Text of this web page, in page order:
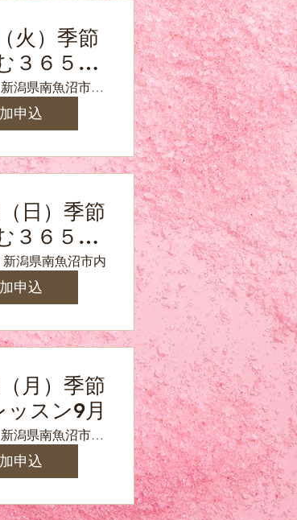
火）季節
３６５保
特別編
と柚子胡
」
新潟県南魚沼市浦佐（参加の方へ詳しい住所をお知らせいたします）
申込
日）季節
３６５保
9月「糠
」
新潟県南魚沼市内
申込
月）季節
ッスン9月
新潟県南魚沼市浦佐（参加の方へ詳しい住所をお知らせいたします）
申込